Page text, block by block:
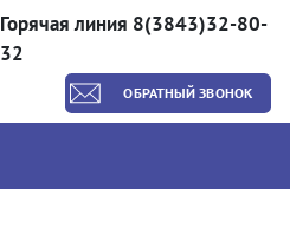
Горячая линия 8(3843)32-80-
32
ОБРАТНЫЙ ЗВОНОК